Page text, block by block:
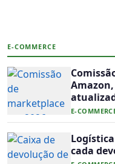
E-COMMERCE
E-
cada